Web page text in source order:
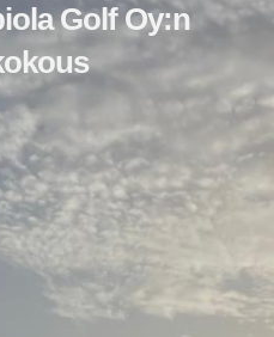
Golf Oy:n